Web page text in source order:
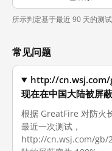
所示判定基于最近 90 天的测
常见问题
http://cn.wsj.com/
现在在中国大陆被屏
根据 GreatFire 对防火
最近一次测试，
http://cn.wsj.com/gb/